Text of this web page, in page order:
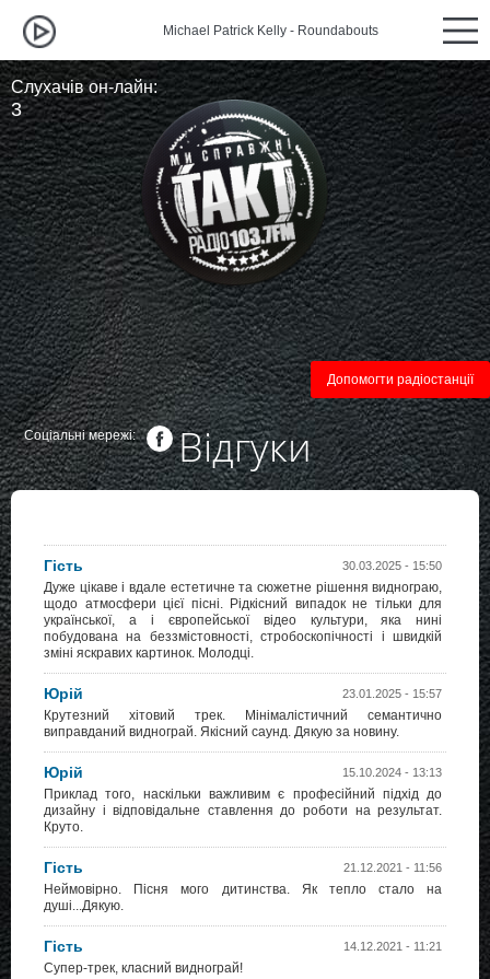
Слухачів он-лайн:
3
Michael
Michael Patrick Kelly - Roundabouts
Допомогти радіостанції
Соціальні мережі: Відгуки
30.03.2025 - 15:50
Гість
Дуже цікаве і вдале естетичне та сюжетне рішення виднограю,
щодо атмосфери цієї пісні. Рідкісний випадок не тільки для
української, а і європейської відео культури, яка нині
побудована на беззмістовності, стробоскопічності і швидкій
зміні яскравих картинок. Молодці.
23.01.2025 - 15:57
Юрій
Крутезний хітовий трек. Мінімалістичний семантично
виправданий виднограй. Якісний саунд. Дякую за новину.
15.10.2024 - 13:13
Юрій
Приклад того, наскільки важливим є професійний підхід до
дизайну і відповідальне ставлення до роботи на результат.
Круто.
21.12.2021 - 11:56
Гість
Неймовірно. Пісня мого дитинства. Як тепло стало на
душі...Дякую.
14.12.2021 - 11:21
Гість
Супер-трек, класний виднограй!